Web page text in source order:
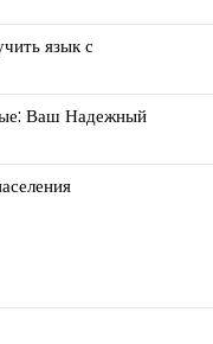
язык с
Ваш Надежный